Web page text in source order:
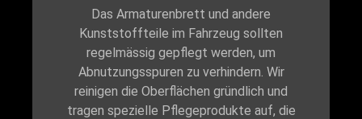
Das Armaturenbrett und andere
Kunststoffteile im Fahrzeug sollten
regelmässig gepflegt werden, um
Abnutzungsspuren zu verhindern. Wir
reinigen die Oberflächen gründlich und
tragen spezielle Pflegeprodukte auf, die